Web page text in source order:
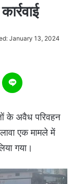
January 13, 2024
Viber
के अवैध परिवहन
एक मामले में
गया।